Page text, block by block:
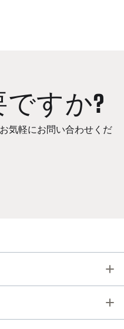
すか?
気軽にお問い合わせくだ